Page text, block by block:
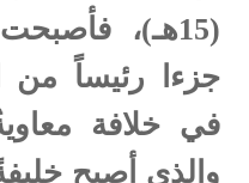
(15هـ)،
جزءا رئيساً من
في خلافة
والذي أصبح